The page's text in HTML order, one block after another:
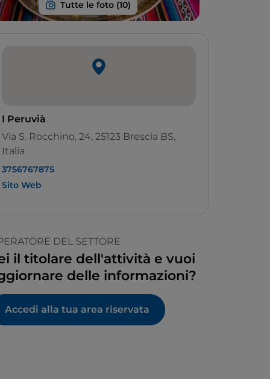
I Peruvià
Via S. Rocchino, 24, 25123 Brescia BS,
Italia
3756767875
Sito Web
DEL SETTORE
il titolare dell'attività e vuoi
delle informazioni?
Accedi alla tua area riservata